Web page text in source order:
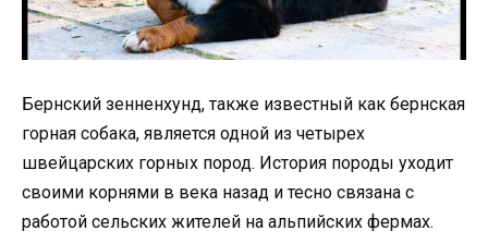
Бернский зенненхунд, также известный как бернская
горная собака, является одной из четырех
швейцарских горных пород. История породы уходит
своими корнями в века назад и тесно связана с
работой сельских жителей на альпийских фермах.